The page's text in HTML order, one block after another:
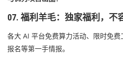
07. 福利羊毛：独家福利，不
各大 AI 平台免费算力活动、限时免
报名等第一手情报。